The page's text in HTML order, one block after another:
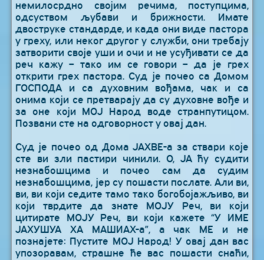
немилосрдно својим речима, поступцима,
одсуством љубави и брижности. Имате
двоструке стандарде, и када они виде пастора
у греху, или неког другог у служби, они требају
затворити своје уши и очи и не усуђивати се да
реч кажу – тако им се говори – да је грех
открити грех пастора. Суд је почео са Домом
ГОСПОДА и са духовним вођама, чак и са
онима који се претварају да су духовне вође и
за оне који МОЈ Народ воде странпутицом.
Позвани сте на одговорност у овај дан.
Суд је почео од Дома ЈАХВЕ-а за ствари које
сте ви зли пастири чинили. О, ЈА ћу судити
незнабошцима и почео сам да судим
незнабошцима, јер су пошасти послате. Али ви,
ви, ви који седите тамо тако богобојажљиво, ви
који тврдите да знате МОЈУ Реч, ви који
цитирате МОЈУ Реч, ви који кажете “У ИМЕ
ЈАХУШУА ХА МАШИАХ-а”, а чак МЕ и не
познајете: Пустите МОЈ Народ! У овај дан вас
упозоравам, страшне ће вас пошасти снаћи,